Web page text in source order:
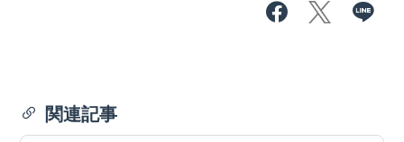
関連記事